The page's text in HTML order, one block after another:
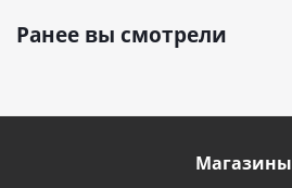
Ранее вы смотрели
Магазины